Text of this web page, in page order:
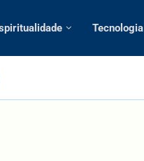
Tecnologia